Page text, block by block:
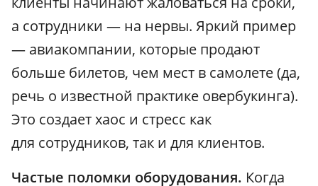
а сотрудники — на нервы. Яркий пример
— авиакомпании, которые продают
больше билетов, чем мест в самолете (да,
речь о известной практике овербукинга).
Это создает хаос и стресс как
для сотрудников, так и для клиентов.
Частые поломки оборудования. Когда